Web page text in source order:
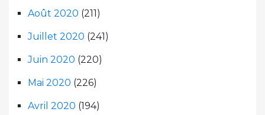
Août 2020 (211)
Juillet 2020 (241)
Juin 2020 (220)
Mai 2020 (226)
Avril 2020 (194)